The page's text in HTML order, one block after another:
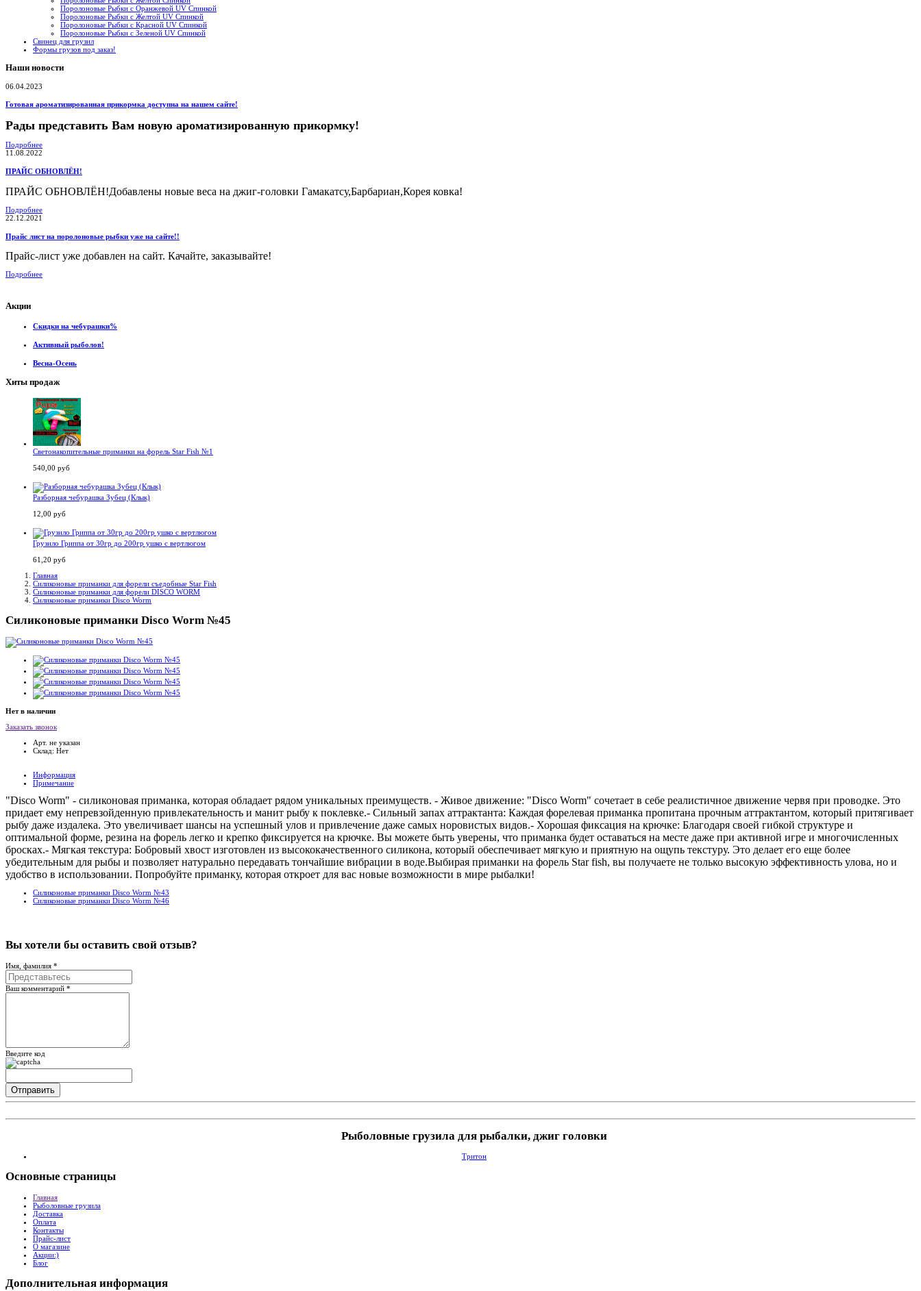
Поролоновые Рыбки с Оранжевой UV Спинкой
Поролоновые Рыбки с Желтой UV Спинкой
Поролоновые Рыбки с Красной UV Спинкой
Поролоновые Рыбки с Зеленой UV Спинкой
Свинец для грузил
Формы грузов под заказ!
Наши новости
06.04.2023
Готовая ароматизированная прикормка доступна на нашем сайте!
Рады представить Вам новую ароматизированную прикормку!
Подробнее
11.08.2022
ПРАЙС ОБНОВЛЁН!
ПРАЙС ОБНОВЛЁН!Добавлены новые веса на джиг-головки Гамакатсу,Барбариан,Корея ковка!
Подробнее
22.12.2021
Прайс лист на поролоновые рыбки уже на сайте!!
Прайс-лист уже добавлен на сайт. Качайте, заказывайте!
Подробнее
Акции
Скидки на чебурашки%
Активный рыболов!
Весна-Осень
Хиты продаж
Светонакопительные приманки на форель Star Fish №1
540,00 руб
Разборная чебурашка Зубец (Клык)
12,00 руб
Грузило Гриппа от 30гр до 200гр ушко с вертлюгом
61,20 руб
Главная
Силиконовые приманки для форели съедобные Star Fish
Силиконовые приманки для форели DISCO WORM
Силиконовые приманки Disco Worm
Силиконовые приманки Disco Worm №45
Нет в наличии
Заказать звонок
Арт. не указан
Склад: Нет
Информация
Примечание
"Disco Worm" - силиконовая приманка, которая обладает рядом уникальных преимуществ. - Живое движение: "Disco Worm" сочетает в себе реалистичное движение червя при проводке. Это
придает ему непревзойденную привлекательность и манит рыбу к поклевке.- Сильный запах аттрактанта: Каждая форелевая приманка пропитана прочным аттрактантом, который притягивает
рыбу даже издалека. Это увеличивает шансы на успешный улов и привлечение даже самых норовистых видов.- Хорошая фиксация на крючке: Благодаря своей гибкой структуре и
оптимальной форме, резина на форель легко и крепко фиксируется на крючке. Вы можете быть уверены, что приманка будет оставаться на месте даже при активной игре и многочисленных
бросках.- Мягкая текстура: Бобровый хвост изготовлен из высококачественного силикона, который обеспечивает мягкую и приятную на ощупь текстуру. Это делает его еще более
убедительным для рыбы и позволяет натурально передавать тончайшие вибрации в воде.Выбирая приманки на форель Star fish, вы получаете не только высокую эффективность улова, но и
удобство в использовании. Попробуйте приманку, которая откроет для вас новые возможности в мире рыбалки!
Силиконовые приманки Disco Worm №43
Силиконовые приманки Disco Worm №46
Вы хотели бы оставить свой отзыв?
Имя, фамилия *
Ваш комментарий *
Введите код
Рыболовные грузила для рыбалки, джиг головки
Тритон
Основные страницы
Главная
Рыболовные грузила
Доставка
Оплата
Контакты
Прайс-лист
О магазине
Акции:)
Блог
Дополнительная информация